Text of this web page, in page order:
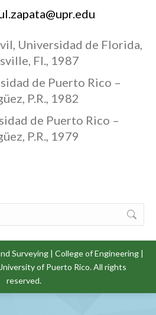
Universidad de Florida,
Fl., 1987
de Puerto Rico –
P.R., 1982
de Puerto Rico –
P.R., 1979
Surveying | College of Engineering |
of Puerto Rico. All rights
reserved.